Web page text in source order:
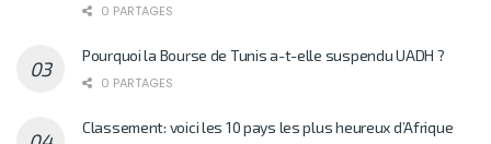
0 PARTAGES
Pourquoi la Bourse de Tunis a-t-elle suspendu UADH ?
0 PARTAGES
Classement: voici les 10 pays les plus heureux d’Afrique